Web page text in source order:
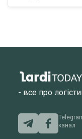
- все про
канал